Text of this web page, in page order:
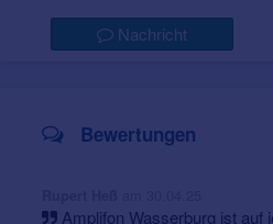
Nachricht
Bewertungen
Amplifon Wasserburg ist auf